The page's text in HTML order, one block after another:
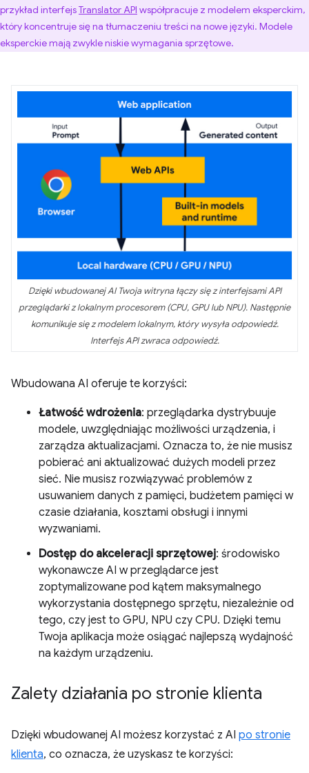
przykład interfejsTranslator API współpracuje z modelem eksperckim,
który koncentruje się na tłumaczeniu treści na nowe języki. Modele
eksperckie mają zwykle niskie wymagania sprzętowe.
Dzięki wbudowanej AI Twoja witryna łączy się z interfejsami API
przeglądarki z lokalnym procesorem (CPU, GPU lub NPU). Następnie
komunikuje się z modelem lokalnym, który wysyła odpowiedź.
Interfejs API zwraca odpowiedź.
Wbudowana AI oferuje te korzyści:
Łatwość wdrożenia: przeglądarka dystrybuuje
modele, uwzględniając możliwości urządzenia, i
zarządza aktualizacjami. Oznacza to, że nie musisz
pobierać ani aktualizować dużych modeli przez
sieć. Nie musisz rozwiązywać problemów z
usuwaniem danych z pamięci, budżetem pamięci w
czasie działania, kosztami obsługi i innymi
wyzwaniami.
Dostęp do akceleracji sprzętowej: środowisko
wykonawcze AI w przeglądarce jest
zoptymalizowane pod kątem maksymalnego
wykorzystania dostępnego sprzętu, niezależnie od
tego, czy jest to GPU, NPU czy CPU. Dzięki temu
Twoja aplikacja może osiągać najlepszą wydajność
na każdym urządzeniu.
Zalety działania po stronie klienta
Dzięki wbudowanej AI możesz korzystać z AI po stronie
klienta, co oznacza, że uzyskasz te korzyści: